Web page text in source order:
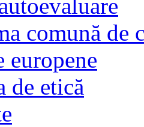
comună de
europene
de etică